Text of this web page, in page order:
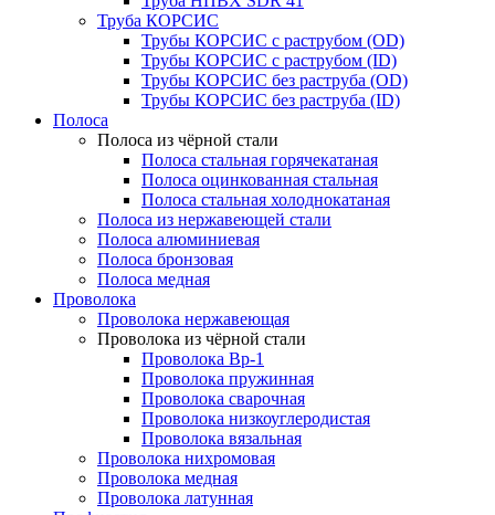
Труба КОРСИС
Трубы КОРСИС с раструбом (OD)
Трубы КОРСИС с раструбом (ID)
Трубы КОРСИС без раструба (OD)
Трубы КОРСИС без раструба (ID)
Полоса
Полоса из чёрной стали
Полоса стальная горячекатаная
Полоса оцинкованная стальная
Полоса стальная холоднокатаная
Полоса из нержавеющей стали
Полоса алюминиевая
Полоса бронзовая
Полоса медная
Проволока
Проволока нержавеющая
Проволока из чёрной стали
Проволока Вр-1
Проволока пружинная
Проволока сварочная
Проволока низкоуглеродистая
Проволока вязальная
Проволока нихромовая
Проволока медная
Проволока латунная